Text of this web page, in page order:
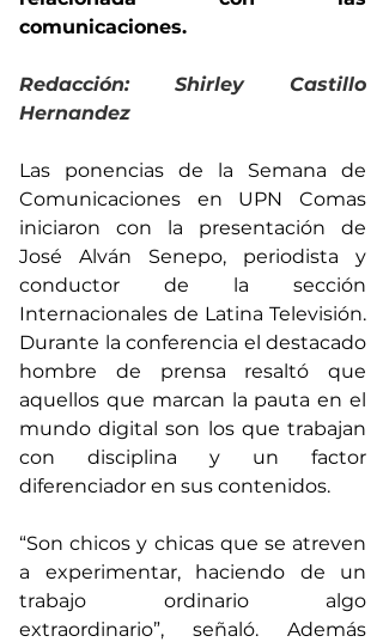
comunicaciones.
Redacción: Shirley Castillo
Hernandez
Las ponencias de la Semana de
Comunicaciones en UPN Comas
iniciaron con la presentación de
José Alván Senepo, periodista y
conductor de la sección
Internacionales de Latina Televisión.
Durante la conferencia el destacado
hombre de prensa resaltó que
aquellos que marcan la pauta en el
mundo digital son los que trabajan
con disciplina y un factor
diferenciador en sus contenidos.
“Son chicos y chicas que se atreven
a experimentar, haciendo de un
trabajo ordinario algo
extraordinario”, señaló. Además